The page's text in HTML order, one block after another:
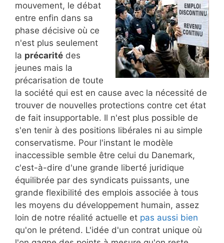
mouvement, le débat
entre enfin dans sa
phase décisive où ce
n'est plus seulement
la précarité des
jeunes mais la
précarisation de toute
la société qui est en cause avec la nécessité de
trouver de nouvelles protections contre cet état
de fait insupportable. Il n'est plus possible de
s'en tenir à des positions libérales ni au simple
conservatisme. Pour l'instant le modèle
inaccessible semble être celui du Danemark,
c'est-à-dire d'une grande liberté juridique
équilibrée par des syndicats puissants, une
grande flexibilité des emplois associée à tous
les moyens du développement humain, assez
loin de notre réalité actuelle et pas aussi bien
qu'on le prétend. L'idée d'un contrat unique où